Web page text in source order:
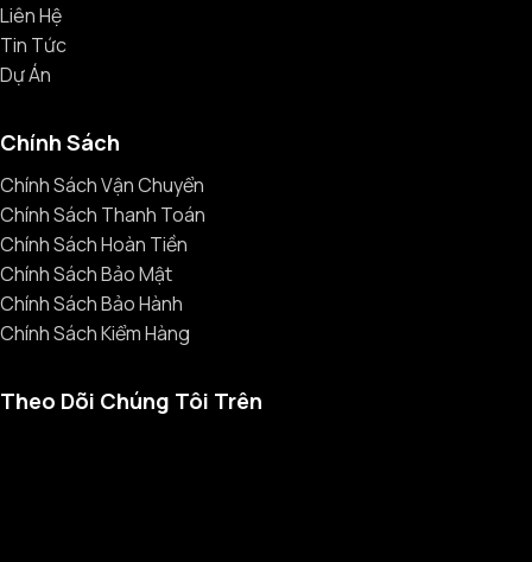
Liên Hệ
Tin Tức
Dự Án
Chính Sách
Chính Sách Vận Chuyển
Chính Sách Thanh Toán
Chính Sách Hoàn Tiền
Chính Sách Bảo Mật
Chính Sách Bảo Hành
Chính Sách Kiểm Hàng
Theo Dõi Chúng Tôi Trên